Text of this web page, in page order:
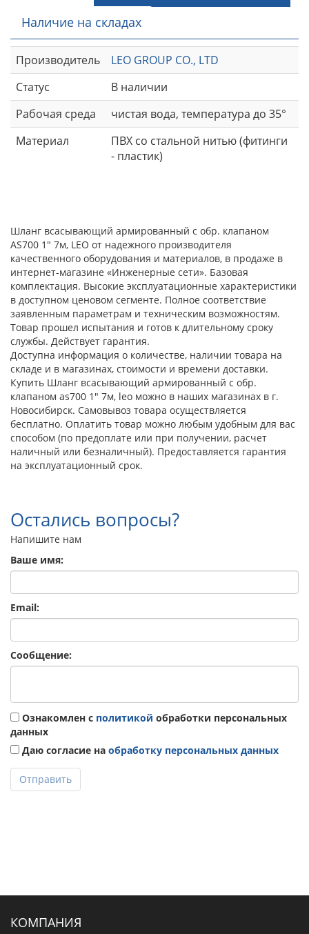
Наличие на складах
Производитель
LEO GROUP CO., LTD
Статус
В наличии
Рабочая среда
чистая вода, температура до 35°
Материал
ПВХ со стальной нитью (фитинги
- пластик)
Шланг всасывающий армированный с обр. клапаном
AS700 1" 7м, LEO от надежного производителя
качественного оборудования и материалов, в продаже в
интернет-магазине «Инженерные сети». Базовая
комплектация. Высокие эксплуатационные характеристики
в доступном ценовом сегменте. Полное соответствие
заявленным параметрам и техническим возможностям.
Товар прошел испытания и готов к длительному сроку
службы. Действует гарантия.
Доступна информация о количестве, наличии товара на
складе и в магазинах, стоимости и времени доставки.
Купить Шланг всасывающий армированный с обр.
клапаном as700 1" 7м, leo можно в наших магазинах в г.
Новосибирск. Самовывоз товара осуществляется
бесплатно. Оплатить товар можно любым удобным для вас
способом (по предоплате или при получении, расчет
наличный или безналичный). Предоставляется гарантия
на эксплуатационный срок.
Остались вопросы?
Напишите нам
Ваше имя:
Email:
Сообщение:
Ознакомлен с политикой обработки персональных
данных
Даю согласие на обработку персональных данных
Отправить
КОМПАНИЯ